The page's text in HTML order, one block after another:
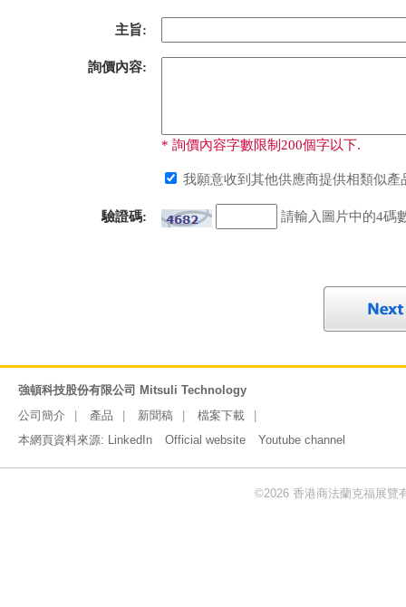
主旨:
詢價內容:
* 詢價內容字數限制200個字以下.
我願意收到其他供應商提供相類似產
驗證碼: 請輸入圖片中的4碼
強頓科技股份有限公司 Mitsuli Technology
公司簡介
產品 新聞稿
檔案下載
本網頁資料來源: LinkedIn Official website Youtube channel
©2026 香港商法蘭克福展覽